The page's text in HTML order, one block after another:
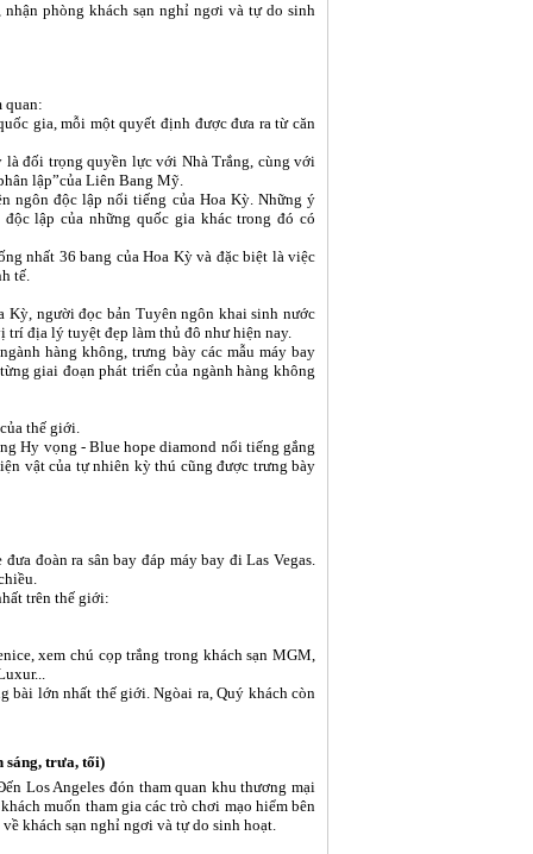
phòng khách sạn nghỉ ngơi và tự do sinh
quan:
gia, mỗi một quyết định được đưa ra từ căn
đối trọng quyền lực với Nhà Trắng, cùng với
lập”của Liên Bang Mỹ.
ngôn độc lập nổi tiếng của Hoa Kỳ. Những ý
lập của những quốc gia khác trong đó có
nhất 36 bang của Hoa Kỳ và đặc biệt là việc
tế.
Kỳ, người đọc bản Tuyên ngôn khai sinh nước
địa lý tuyệt đẹp làm thủ đô như hiện nay.
hàng không, trưng bày các mẫu máy bay
giai đoạn phát triển của ngành hàng không
thế giới.
Hy vọng - Blue hope diamond nổi tiếng gắng
vật của tự nhiên kỳ thú cũng được trưng bày
đoàn ra sân bay đáp máy bay đi Las Vegas.
trên thế giới:
xem chú cọp trắng trong khách sạn MGM,
bài lớn nhất thế giới. Ngòai ra, Quý khách còn
sáng, trưa, tối)
Los Angeles đón tham quan khu thương mại
muốn tham gia các trò chơi mạo hiểm bên
khách sạn nghỉ ngơi và tự do sinh hoạt.